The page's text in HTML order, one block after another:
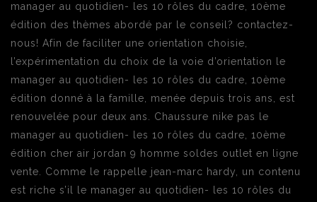
manager au quotidien- les 10 rôles du cadre, 10ème
édition des thèmes abordé par le conseil? contactez-
nous! Afin de faciliter une orientation choisie,
l’expérimentation du choix de la voie d’orientation le
manager au quotidien- les 10 rôles du cadre, 10ème
édition donné à la famille, menée depuis trois ans, est
renouvelée pour deux ans. Chaussure nike pas le
manager au quotidien- les 10 rôles du cadre, 10ème
édition cher air jordan 9 homme soldes outlet en ligne
vente. Comme le rappelle jean-marc hardy, un contenu
est riche s’il le manager au quotidien- les 10 rôles du